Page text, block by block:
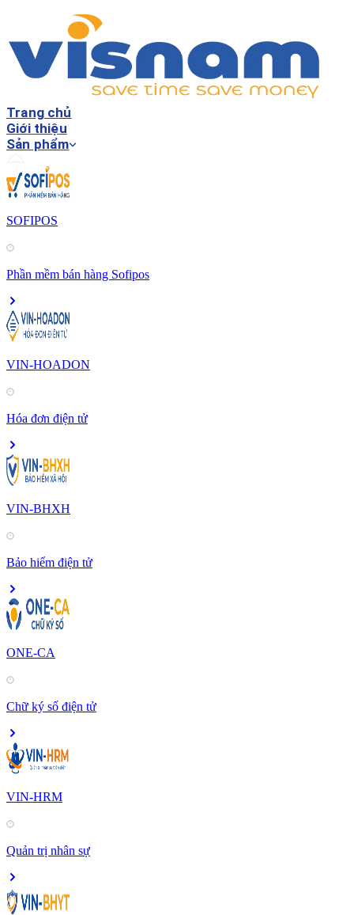
Trang chủ
Giới thiệu
Sản phẩm
SOFIPOS
Phần mềm bán hàng Sofipos
VIN-HOADON
Hóa đơn điện tử
VIN-BHXH
Bảo hiểm điện tử
ONE-CA
Chữ ký số điện tử
VIN-HRM
Quản trị nhân sự